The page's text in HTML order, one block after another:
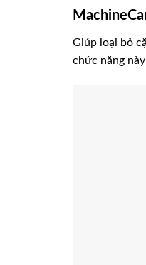
Giúp loại bỏ
chức năng